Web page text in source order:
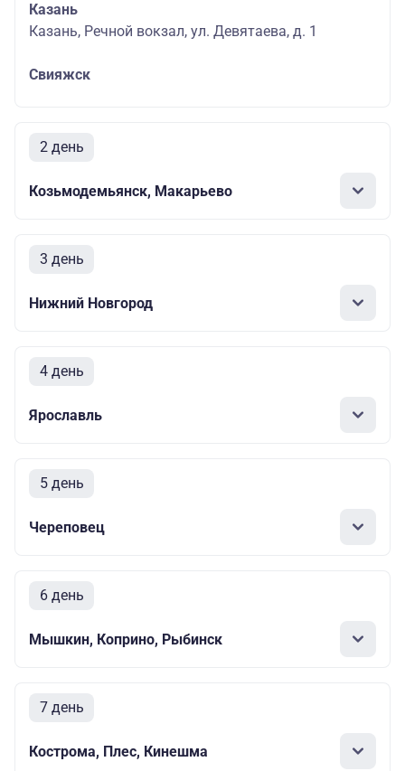
Казань
Казань, Речной вокзал, ул. Девятаева, д. 1
Свияжск
2 день
Козьмодемьянск, Макарьево
3 день
Нижний Новгород
4 день
Ярославль
5 день
Череповец
6 день
Мышкин, Коприно, Рыбинск
7 день
Кострома, Плес, Кинешма